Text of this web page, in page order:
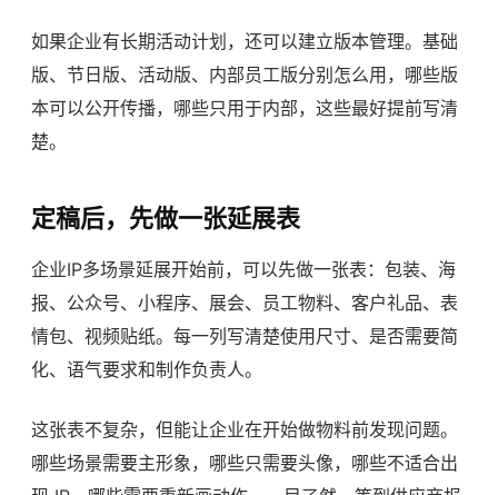
如果企业有长期活动计划，还可以建立版本管理。基础
版、节日版、活动版、内部员工版分别怎么用，哪些版
本可以公开传播，哪些只用于内部，这些最好提前写清
楚。
定稿后，先做一张延展表
企业IP多场景延展开始前，可以先做一张表：包装、海
报、公众号、小程序、展会、员工物料、客户礼品、表
情包、视频贴纸。每一列写清楚使用尺寸、是否需要简
化、语气要求和制作负责人。
这张表不复杂，但能让企业在开始做物料前发现问题。
哪些场景需要主形象，哪些只需要头像，哪些不适合出